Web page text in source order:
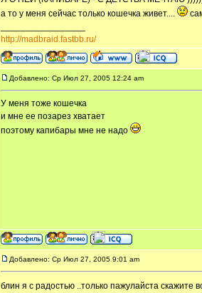
а то у меня сейчас только кошечка живет....
http://madbraid.fastbb.ru/
Добавлено: Ср Июл 27, 2005 12:24 am
У меня тоже кошечка
и мне ее позарез хватает
поэтому капибары мне не надо
Добавлено: Ср Июл 27, 2005 9:01 am
блин я с радостью ..только пажулайста скажите